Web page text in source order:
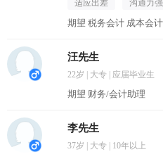
适应出差
沟通力强
汪先生
22岁 | 大专 | 应届毕业生
期望 财务/会计助理
李先生
37岁 | 大专 | 10年以上